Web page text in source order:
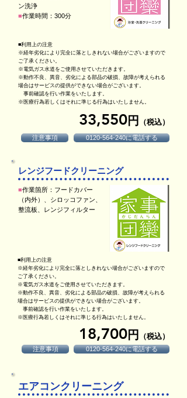
ン洗浄
■作業時間：300分​
■利用上の注意
※経年劣化により完全に落としきれない場合がございますので
ご了承ください。
※電気ガス水道をご使用させていただきます。
※動作不良、異音、劣化による部品の破損、故障が考えられる
場合はサービスの提供ができない場合がございます。
事前確認を行い作業をいたします。
※医療行為若しくはそれに準じる行為はいたしません。
33,550円 （税込）
注意事項 0120-564-240に電話する
レンジフードクリーニング
■作業箇所：フードカバー
（内外）、シロッコファン、
整流板、レンジフィルター
■利用上の注意
※経年劣化により完全に落としきれない場合がございますので
ご了承ください。
※電気ガス水道をご使用させていただきます。
※動作不良、異音、劣化による部品の破損、故障が考えられる
場合はサービスの提供ができない場合がございます。
事前確認を行い作業をいたします。
※医療行為若しくはそれに準じる行為はいたしません。
18,700円 （税込）
注意事項 0120-564-240に電話する
エアコンクリーニング